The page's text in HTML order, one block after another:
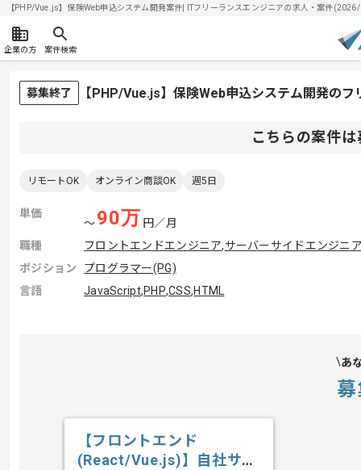
【PHP/Vue.js】保険Web申込システム開発案件| ITフリーランスエンジニアの求人・案件
企業の方 案件検索
募集終了 【PHP/Vue.js】保険Web申込システム開発の
こちらの案件
リモートOK オンライン商談OK 週5日
単価
〜90万 円／月
職種
フロントエンドエンジニア,サーバーサイドエンジニ
ポジション
プログラマー(PG)
言語
JavaScript,PHP,CSS,HTML
あ
【フロントエンド
(React/Vue.js)】自社サー